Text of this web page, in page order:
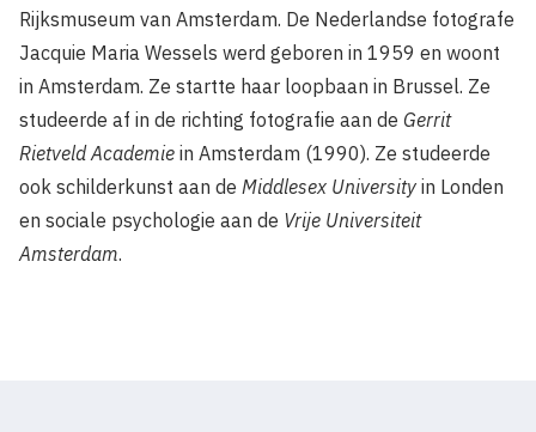
Rijksmuseum van Amsterdam. De Nederlandse fotografe
Jacquie Maria Wessels werd geboren in 1959 en woont
in Amsterdam. Ze startte haar loopbaan in Brussel. Ze
studeerde af in de richting fotografie aan de Gerrit
Rietveld Academie in Amsterdam (1990). Ze studeerde
ook schilderkunst aan de Middlesex University in Londen
en sociale psychologie aan de Vrije Universiteit
Amsterdam.